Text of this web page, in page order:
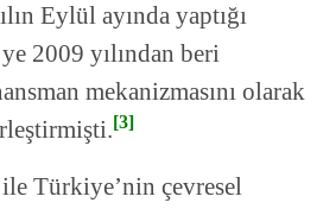
Eylül ayında yaptığı
2009 yılından beri
mekanizmasını olarak
[3]
Türkiye’nin çevresel